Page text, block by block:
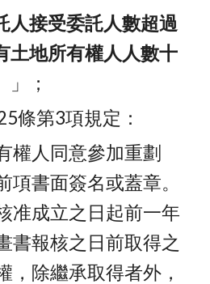
人接受委託人數超過
土地所有權人人數十
」；
條第3項規定：
權人同意參加重劃
項書面簽名或蓋章。
准成立之日起前一年
書報核之日前取得之
，除繼承取得者外，